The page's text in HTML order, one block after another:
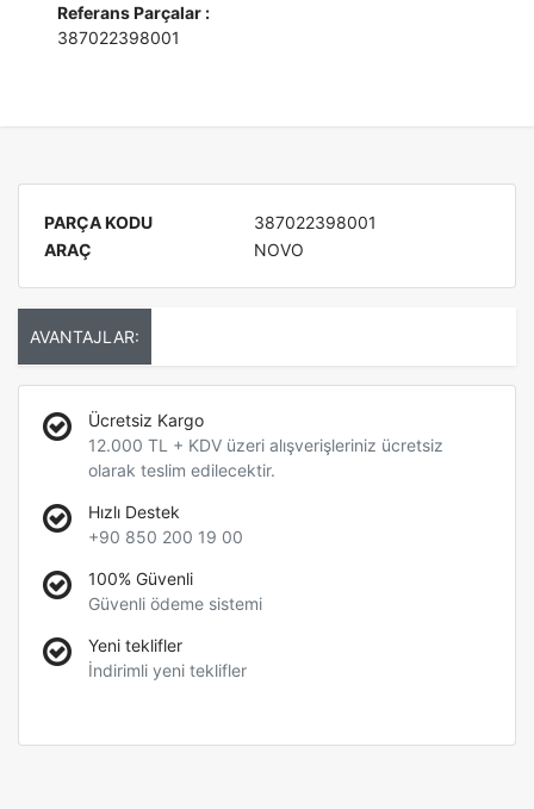
Referans Parçalar :
387022398001
PARÇA KODU
387022398001
ARAÇ
NOVO
AVANTAJLAR:
Ücretsiz Kargo
12.000 TL + KDV üzeri alışverişleriniz ücretsiz
olarak teslim edilecektir.
Hızlı Destek
+90 850 200 19 00
100% Güvenli
Güvenli ödeme sistemi
Yeni teklifler
İndirimli yeni teklifler